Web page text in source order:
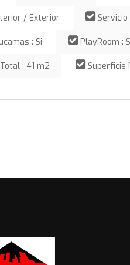
/ Exterior Servicio
: Si PlayRoom :
: 41 m2 Superficie